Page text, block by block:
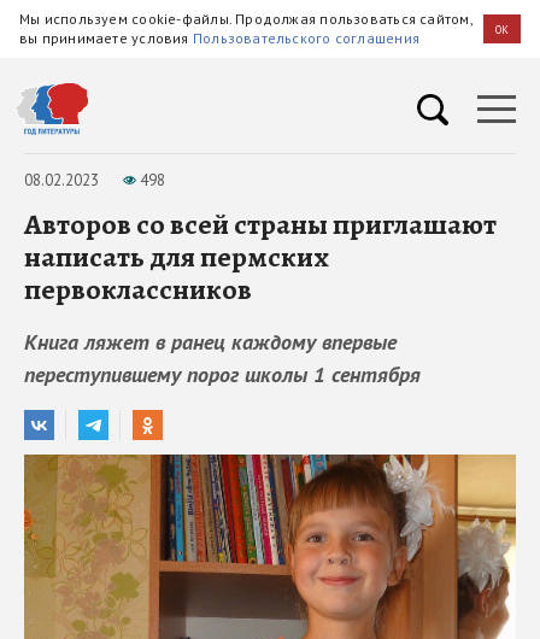
Мы используем cookie-файлы. Продолжая пользоваться сайтом,
вы принимаете условия Пользовательского соглашения OK
08.02.2023 498
Авторов со всей страны приглашают
написать для пермских
первоклассников
Книга ляжет в ранец каждому впервые
переступившему порог школы 1 сентября